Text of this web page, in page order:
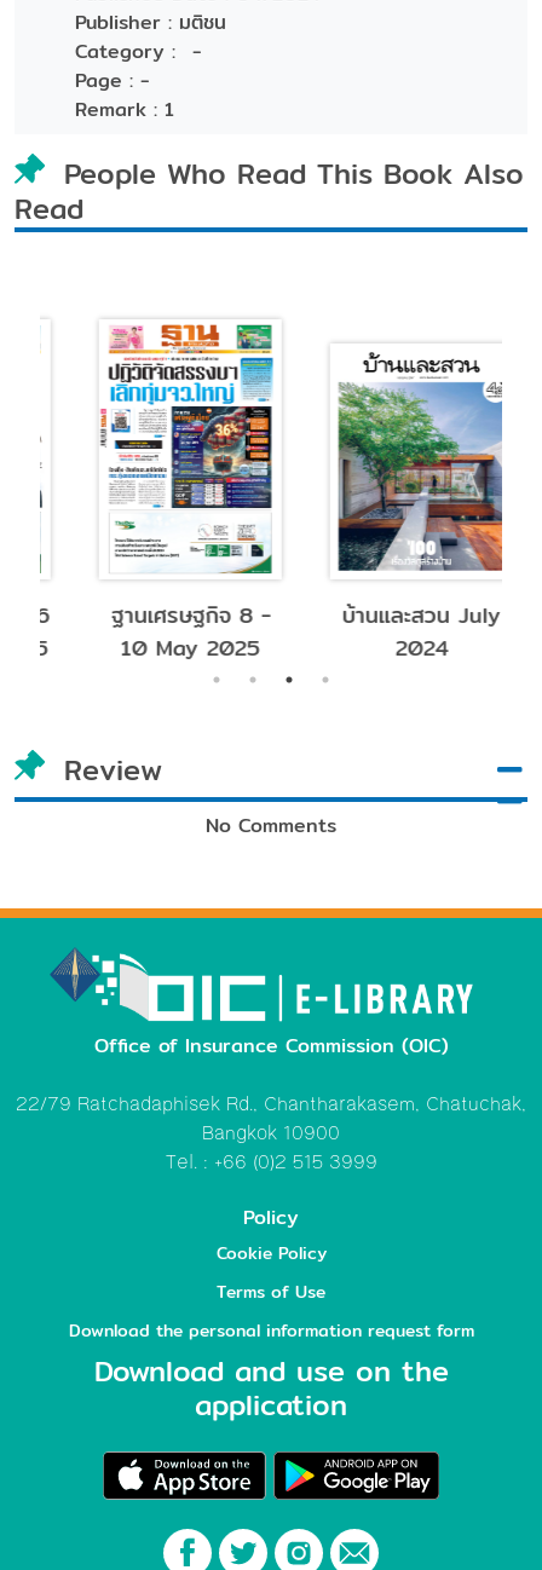
Publisher : มติชน
Category : -
Page : -
Remark : 1
People Who Read This Book Also
Read
ฐานเศรษฐกิจ 8 -
10 May 2025
บ้านและสวน July
2024
Review
No Comments
Office of Insurance Commission (OIC)
22/79 Ratchadaphisek Rd., Chantharakasem, Chatuchak,
Bangkok 10900
Tel. : +66 (0)2 515 3999
Policy
Cookie Policy
Terms of Use
Download the personal information request form
Download and use on the
application